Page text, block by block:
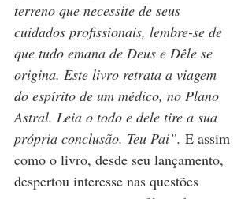
terreno que necessite de seus
cuidados profissionais, lembre-se de
que tudo emana de Deus e Dêle se
origina. Este livro retrata a viagem
do espírito de um médico, no Plano
Astral. Leia o todo e dele tire a sua
própria conclusão. Teu Pai”. E assim
como o livro, desde seu lançamento,
despertou interesse nas questões